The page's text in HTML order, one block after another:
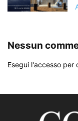
Nessun
Esegui l'accesso per